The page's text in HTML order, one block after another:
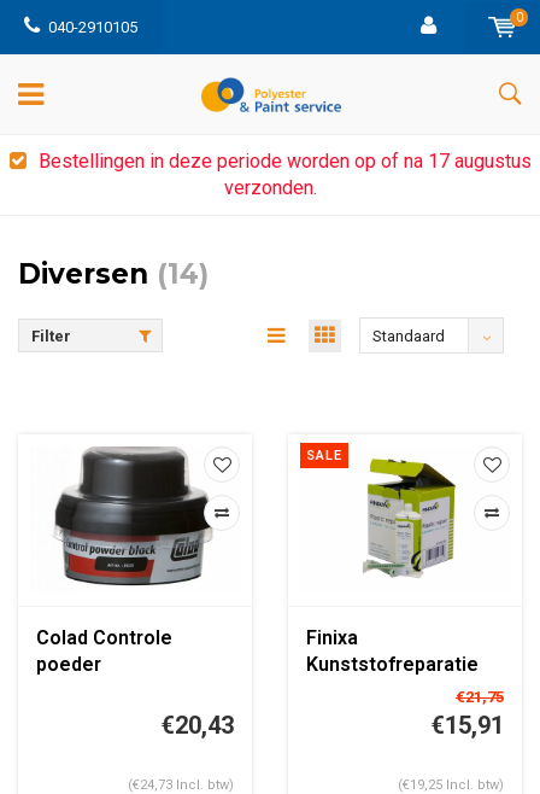
040-2910105
0
Bestellingen in deze periode worden op of na 17 augustus
verzonden.
Diversen (14)
Filter Standaard
Colad Controle
poeder
€20,43
(€24,73 Incl. btw)
SALE
Finixa
Kunststofreparatie
€21,75
€15,91
(€19,25 Incl. btw)